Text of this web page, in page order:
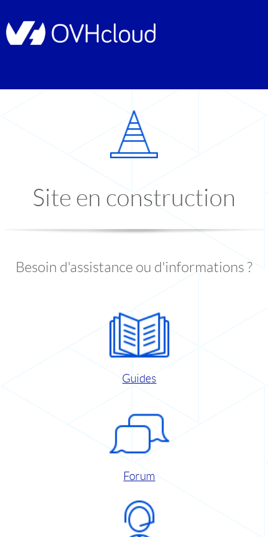
Site en construction
Besoin d'assistance ou d'informations ?
Guides
Forum